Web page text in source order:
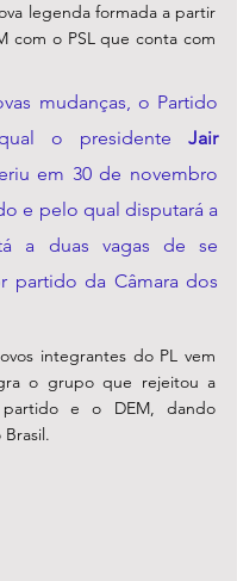
legenda formada a partir
com o PSL que conta com
mudanças, o Partido
o presidente Jair
em 30 de novembro
e pelo qual disputará a
a duas vagas de se
partido da Câmara dos
integrantes do PL vem
o grupo que rejeitou a
e o DEM, dando